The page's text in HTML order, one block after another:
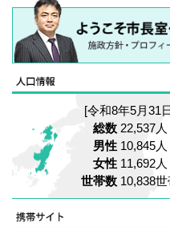
[令和8年5月31
総数 22,537人
男性 10,845人
女性 11,692人
世帯数 10,838